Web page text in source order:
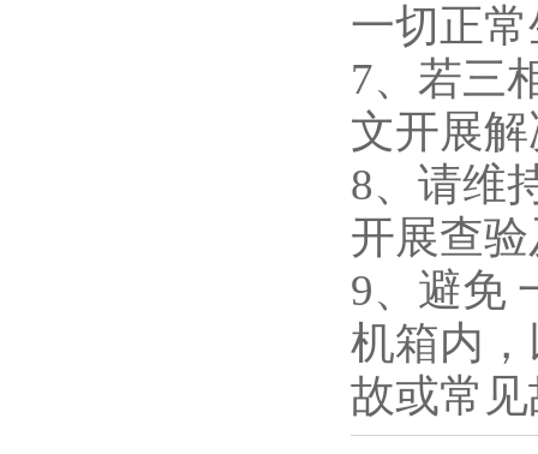
一切正
7、若三
文开展
8、请维
开展查
9、避免
机箱内
故或常